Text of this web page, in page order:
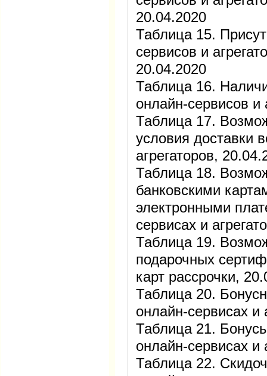
20.04.2020
Таблица 15.
сервисов и
20.04.2020
Таблица 16.
онлайн-сервисов и
Таблица 17.
условия доставки
агрегаторов,
Таблица 18.
банковскими
электронными
сервисах и
Таблица 19.
подарочных
карт рассрочки,
Таблица 20.
онлайн-сервисах и
Таблица 21.
онлайн-сервисах и
Таблица 22.